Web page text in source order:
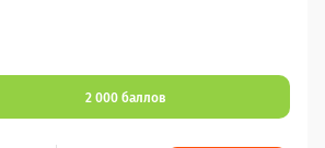
2 000 баллов